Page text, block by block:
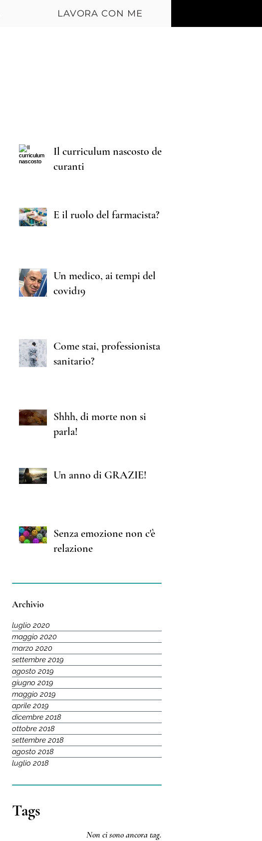
LAVORA CON ME
Il curriculum nascosto dei
curanti
E il ruolo del farmacista?
Un medico, ai tempi del
covid19
Come stai, professionista
sanitario?
Shhh, di morte non si
parla!
Un anno di GRAZIE!
Senza emozione non c'è
relazione
Archivio
luglio 2020
maggio 2020
marzo 2020
settembre 2019
agosto 2019
giugno 2019
maggio 2019
aprile 2019
dicembre 2018
ottobre 2018
settembre 2018
agosto 2018
luglio 2018
Tags
Non ci sono ancora tag.